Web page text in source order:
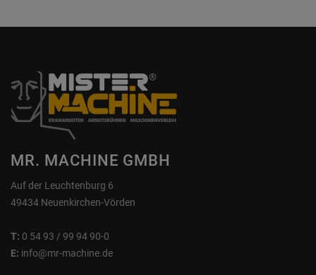
MR. MACHINE GMBH
Auf der Leuchtenburg 6
49434 Neuenkirchen-Vörden
T: 0 54 93 / 99 94 90-0
E: info@mr-machine.de